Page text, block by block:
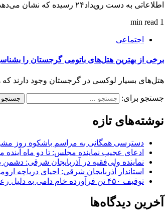
اطلاعاتی به دست رویداد۲۴ رسیده که نشان می‌دهد یک شبکه جعل اسناد در گرجستان املاک و خانه‌های ایرانیان ساکن گرجستان...
1 min read
اجتماعی
برخی از بهترین هتل‌های باتومی گرجستان را
هتل‌های بسیار لوکسی در گرجستان وجود دارند
جستجو برای:
نوشته‌های تازه
دسترسی همگانی به مراسم باشکوه روز
ادعای عجیب نماینده مجلس: تا دو ماه
نماینده ولی‌فقیه در آذربایجان شرقی: دشمن
استاندار آذربایجان شرقی: احیای دریاچه
توقیف ۴۵۰ تن فرآورده خام دامی به دلیل رعایت نکردن ضوابط بهداشتی
آخرین دیدگاه‌ها